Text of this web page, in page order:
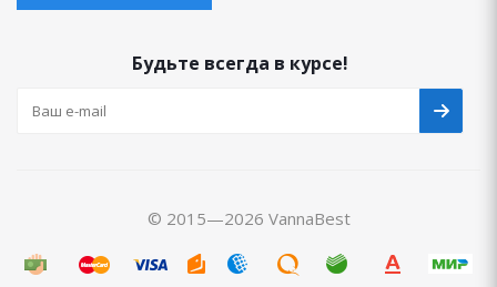
Будьте всегда в курсе!
© 2015—2026 VannaBest